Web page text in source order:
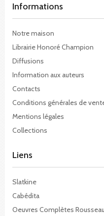
Informations
Notre maison
Librairie Honoré Champion
Diffusions
Information aux auteurs
Contacts
Conditions générales de
Mentions légales
Collections
Liens
Slatkine
Cabédita
Oeuvres Complètes Rousseau